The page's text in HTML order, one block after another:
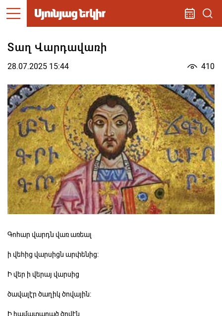
Տաղ Վարդավառի
28.07.2025 15:44 410
Գոհար վարդն վառ առեալ
ի վեհից վարսիցն արփենից:
Ի վեր ի վերայ վարսից
ծավալէր ծաղիկ ծովային:
Ի համատարած ծովէն